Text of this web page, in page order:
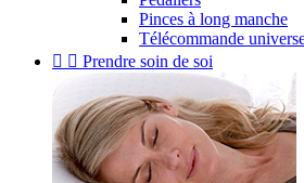
Pinces à long manche
Télécommande
  Prendre soin de soi